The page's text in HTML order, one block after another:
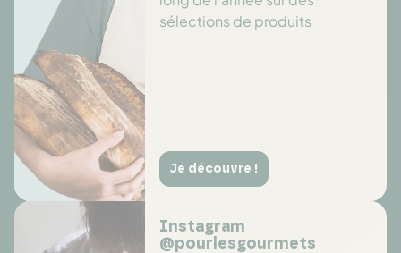
sélections de produits
Je découvre !
Instagram
@pourlesgourmets